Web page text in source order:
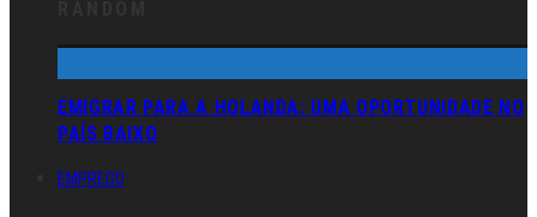
EMIGRAR PARA A HOLANDA: UMA OPORTUNIDADE NO
PAÍS BAIXO
EMPREGO